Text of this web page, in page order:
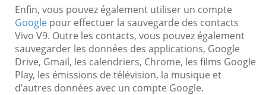
Enfin, vous pouvez également utiliser un compte
Google pour effectuer la sauvegarde des contacts
Vivo V9. Outre les contacts, vous pouvez également
sauvegarder les données des applications, Google
Drive, Gmail, les calendriers, Chrome, les films Google
Play, les émissions de télévision, la musique et
d'autres données avec un compte Google.